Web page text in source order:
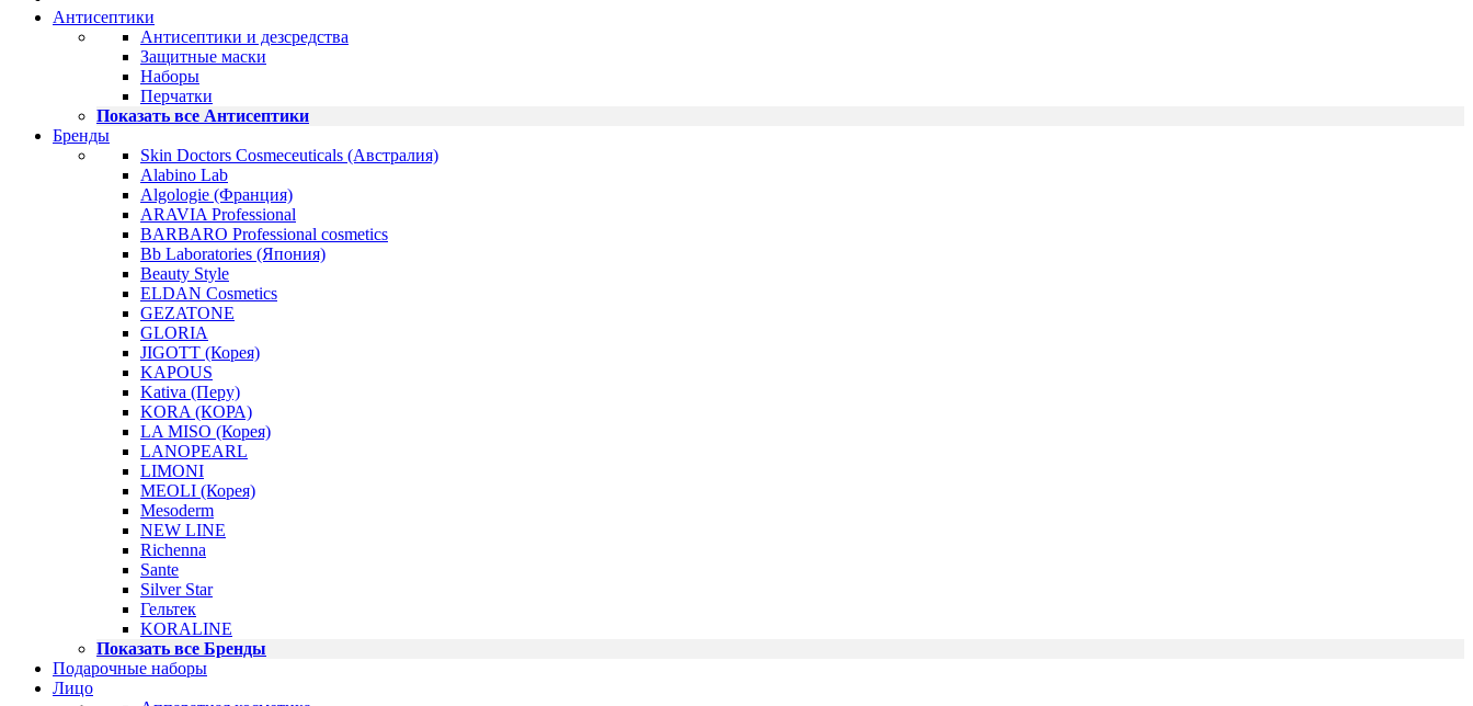
Антисептики
Антисептики и дезсредства
Защитные маски
Наборы
Перчатки
Показать все Антисептики
Бренды
Skin Doctors Cosmeceuticals (Австралия)
Alabino Lab
Algologie (Франция)
ARAVIA Professional
BARBARO Professional cosmetics
Bb Laboratories (Япония)
Beauty Style
ELDAN Cosmetics
GEZATONE
GLORIA
JIGOTT (Корея)
KAPOUS
Kativa (Перу)
KORA (КОРА)
LA MISO (Корея)
LANOPEARL
LIMONI
MEOLI (Корея)
Mesoderm
NEW LINE
Richenna
Sante
Silver Star
Гельтек
KORALINE
Показать все Бренды
Подарочные наборы
Лицо